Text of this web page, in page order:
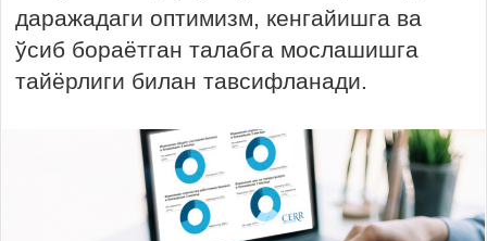
даражадаги оптимизм, кенгайишга ва
ўсиб бораётган талабга мослашишга
тайёрлиги билан тавсифланади.